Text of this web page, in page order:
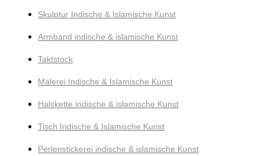
Skulptur Indische & Islamische Kunst
Armband indische & islamische Kunst
Taktstock
Malerei Indische & Islamische Kunst
Halskette indische & islamische Kunst
Tisch Indische & Islamische Kunst
Perlenstickerei indische & islamische Kunst